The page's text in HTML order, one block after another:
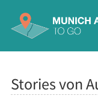
Stories von